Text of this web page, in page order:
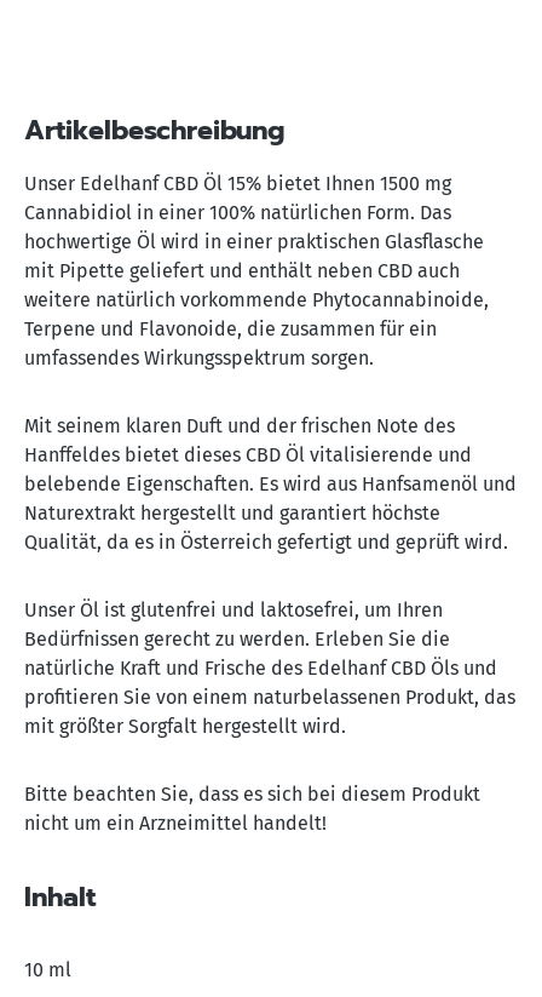
Artikelbeschreibung
Unser Edelhanf CBD Öl 15% bietet Ihnen 1500 mg
Cannabidiol in einer 100% natürlichen Form. Das
hochwertige Öl wird in einer praktischen Glasflasche
mit Pipette geliefert und enthält neben CBD auch
weitere natürlich vorkommende Phytocannabinoide,
Terpene und Flavonoide, die zusammen für ein
umfassendes Wirkungsspektrum sorgen.
Mit seinem klaren Duft und der frischen Note des
Hanffeldes bietet dieses CBD Öl vitalisierende und
belebende Eigenschaften. Es wird aus Hanfsamenöl und
Naturextrakt hergestellt und garantiert höchste
Qualität, da es in Österreich gefertigt und geprüft wird.
Unser Öl ist glutenfrei und laktosefrei, um Ihren
Bedürfnissen gerecht zu werden. Erleben Sie die
natürliche Kraft und Frische des Edelhanf CBD Öls und
profitieren Sie von einem naturbelassenen Produkt, das
mit größter Sorgfalt hergestellt wird.
Bitte beachten Sie, dass es sich bei diesem Produkt
nicht um ein Arzneimittel handelt!
Inhalt
10 ml